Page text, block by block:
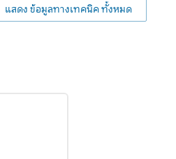
แสดง ข้อมูลทางเทคนิค ทั้งหมด